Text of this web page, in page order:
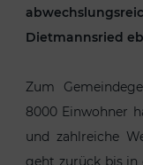
Dietmannsried
Zum
8000 Einwohner
und zahlreiche
geht zurück bis in